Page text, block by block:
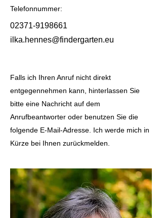
Telefonnummer:
02371-9198661
ilka.hennes@findergarten.eu
Falls ich Ihren Anruf nicht direkt
entgegennehmen kann, hinterlassen Sie
bitte eine Nachricht auf dem
Anrufbeantworter oder benutzen Sie die
folgende E-Mail-Adresse. Ich werde mich in
Kürze bei Ihnen zurückmelden.